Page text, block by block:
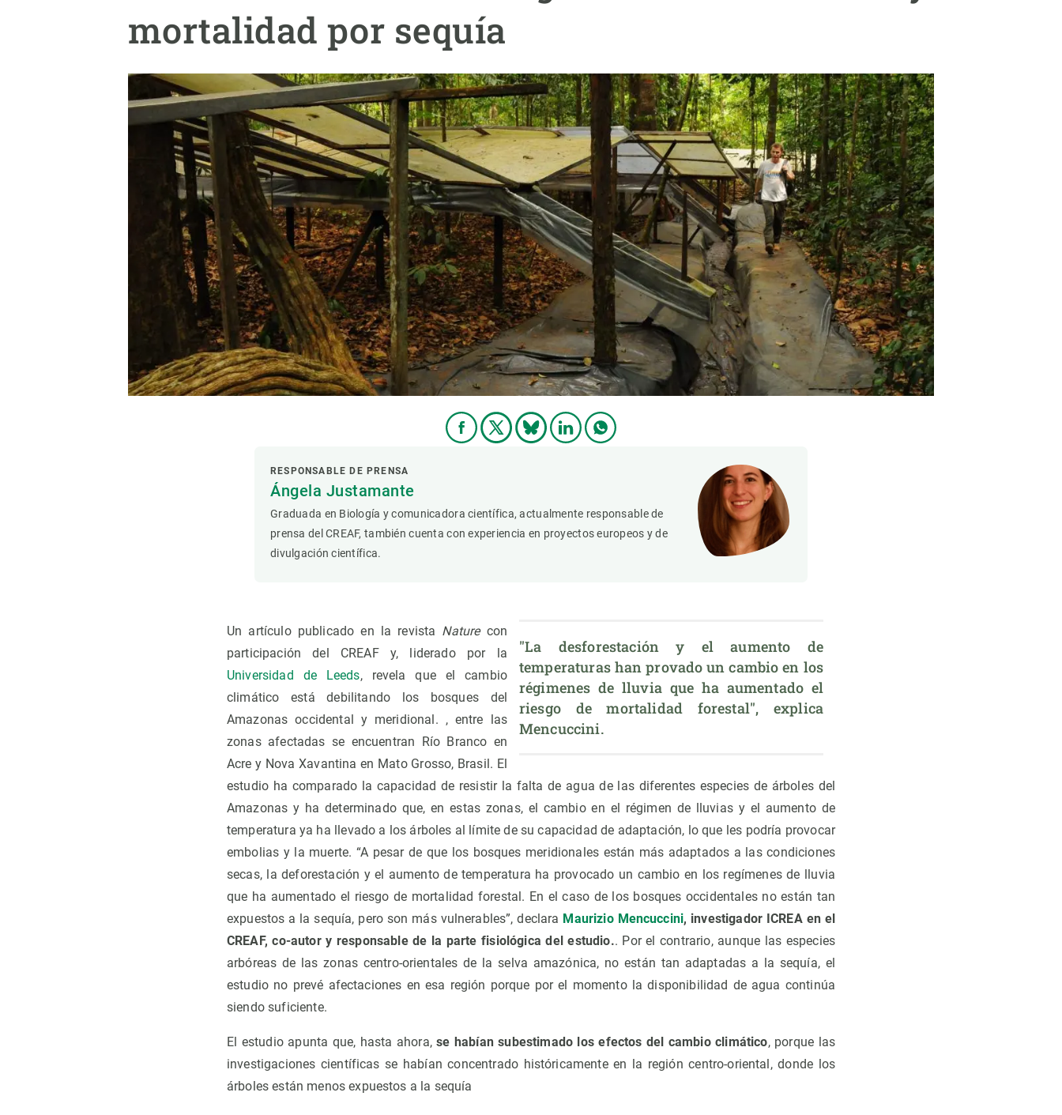
mortalidad por sequía
RESPONSABLE DE PRENSA
Ángela Justamante
Graduada en Biología y comunicadora científica, actualmente responsable de
prensa del CREAF, también cuenta con experiencia en proyectos europeos y de
divulgación científica.
"La desforestación y el aumento de
temperaturas han provado un cambio en los
régimenes de lluvia que ha aumentado el
riesgo de mortalidad forestal", explica
Mencuccini.
Un artículo publicado en la revista Naturecon
participación del CREAF y, liderado por la
Universidad de Leeds, revela que el cambio
climático está debilitando los bosques del
Amazonas occidental y meridional. , entre las
zonas afectadas se encuentran Río Branco en
Acre y Nova Xavantina en Mato Grosso, Brasil. El
estudio ha comparado la capacidad de resistir la falta de agua de las diferentes especies de árboles del
Amazonas y ha determinado que, en estas zonas, el cambio en el régimen de lluvias y el aumento de
temperatura ya ha llevado a los árboles al límite de su capacidad de adaptación, lo que les podría provocar
embolias y la muerte. “A pesar de que los bosques meridionales están más adaptados a las condiciones
secas, la deforestación y el aumento de temperatura ha provocado un cambio en los regímenes de lluvia
que ha aumentado el riesgo de mortalidad forestal. En el caso de los bosques occidentales no están tan
expuestos a la sequía, pero son más vulnerables”, declara Maurizio Mencuccini, investigador ICREA en el
CREAF, co-autor y responsable de la parte fisiológica del estudio.. Por el contrario, aunque las especies
arbóreas de las zonas centro-orientales de la selva amazónica, no están tan adaptadas a la sequía, el
estudio no prevé afectaciones en esa región porque por el momento la disponibilidad de agua continúa
siendo suficiente.
El estudio apunta que, hasta ahora,se habían subestimado los efectos del cambio climático, porque las
investigaciones científicas se habían concentrado históricamente en la región centro-oriental, donde los
árboles están menos expuestos a la sequía
Oficina de prensa
Ciencia abierta y gestión del conocimiento
Documentación
Temas transversales
Publicaciones
Synthesis Actions
Servicios técnicos
Un lugar donde crecer
Desarrollo de carrera
Seminarios y actividades internas
Te ofrecemos formación
Funcionamiento de los ecosistemas
Observación de la Tierra